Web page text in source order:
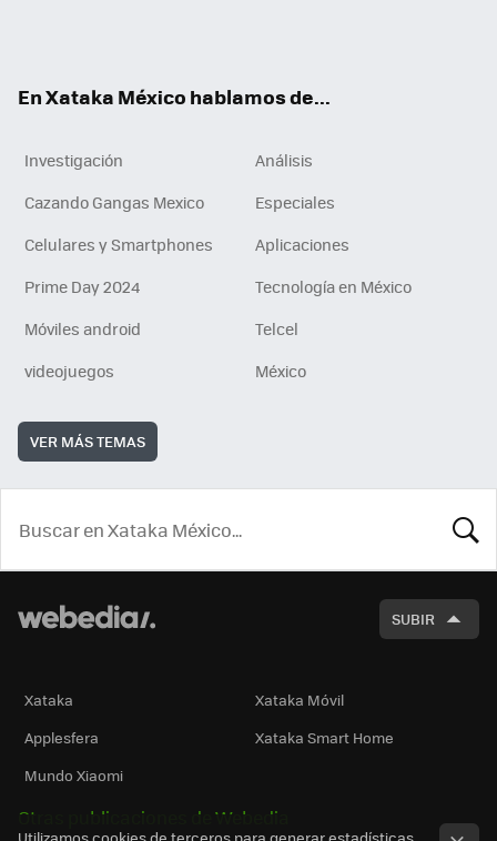
En Xataka México hablamos de...
Investigación
Análisis
Cazando Gangas Mexico
Especiales
Celulares y Smartphones
Aplicaciones
Prime Day 2024
Tecnología en México
Móviles android
Telcel
videojuegos
México
VER MÁS TEMAS
SUBIR
Xataka
Xataka Móvil
Applesfera
Xataka Smart Home
Mundo Xiaomi
Otras publicaciones de Webedia